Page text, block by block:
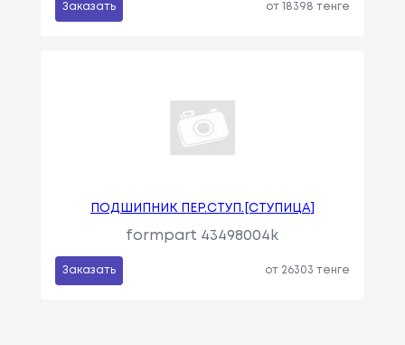
Заказать от 18398 тенге
ПОДШИПНИК ПЕР.СТУП.[СТУПИЦА]
formpart 43498004k
Заказать от 26303 тенге